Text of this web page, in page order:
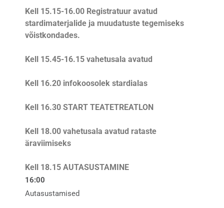
Kell 15.15-16.00 Registratuur avatud
stardimaterjalide ja muudatuste tegemiseks
võistkondades.
Kell 15.45-16.15 vahetusala avatud
Kell 16.20 infokoosolek stardialas
Kell 16.30 START TEATETREATLON
Kell 18.00 vahetusala avatud rataste
äraviimiseks
Kell 18.15 AUTASUSTAMINE
16:00
Autasustamised